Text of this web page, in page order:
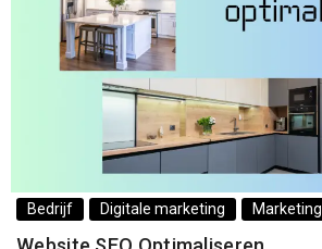
Bedrijf Digitale marketing Marketing